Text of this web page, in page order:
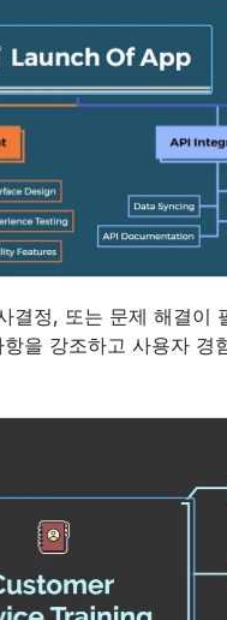
결정, 또는 문제 해결
을 강조하고 사용자